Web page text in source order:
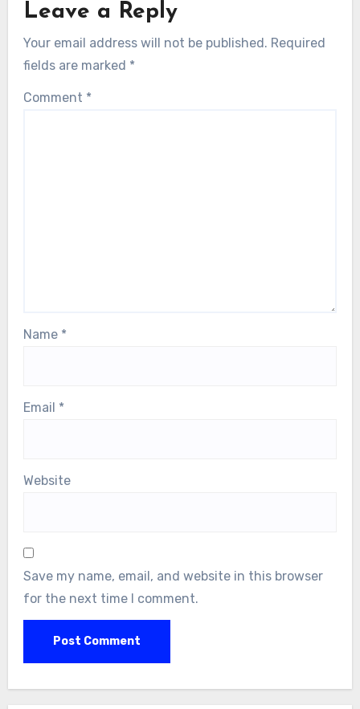
Leave a Reply
Your email address will not be published. Required
fields are marked *
Comment *
Name *
Email *
Website
Save my name, email, and website in this browser
for the next time I comment.